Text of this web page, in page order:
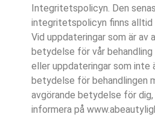
Integritetspolicyn. Den
integritetspolicyn finns alltid
Vid uppdateringar som är av
betydelse för vår
eller uppdateringar som inte
betydelse för behandlingen
avgörande betydelse för
informera på